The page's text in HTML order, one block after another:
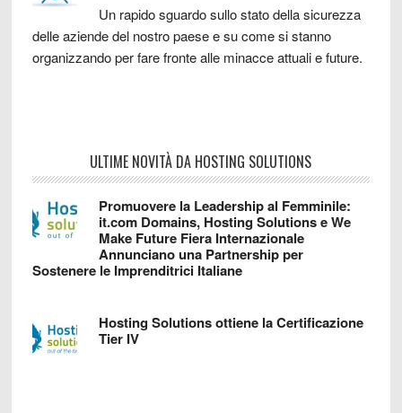
Un rapido sguardo sullo stato della sicurezza
delle aziende del nostro paese e su come si stanno
organizzando per fare fronte alle minacce attuali e future.
ULTIME NOVITÀ DA HOSTING SOLUTIONS
Promuovere la Leadership al Femminile:
it.com Domains, Hosting Solutions e We
Make Future Fiera Internazionale
Annunciano una Partnership per
Sostenere le Imprenditrici Italiane
Hosting Solutions ottiene la Certificazione
Tier IV